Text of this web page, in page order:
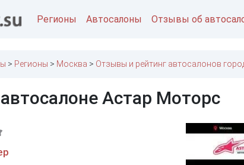
Регионы Автосалоны Отзывы об
Регионы Москва Отзывы и рейтинг автосалонов
Астар Моторс